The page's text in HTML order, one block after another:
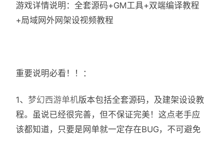
游戏详情说明：全套源码+GM工具+双端编译教程
+局域网外网架设视频教程
重要说明必看！！：
1、 梦幻西游单机版本包括全套源码，及建架设设教
程。虽说已经很完善，但不保证完美！这点老手应
该都知道，只要是网单就一定存在BUG，不可避免